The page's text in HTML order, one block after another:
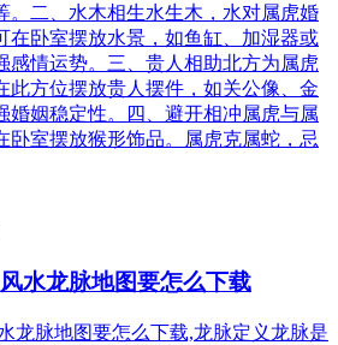
。二、水木相生水生木，水对属虎婚
在卧室摆放水景，如鱼缸、加湿器或
感情运势。三、贵人相助北方为属虎
此方位摆放贵人摆件，如关公像、金
婚姻稳定性。四、避开相冲属虎与属
卧室摆放猴形饰品。属虎克属蛇，忌
水龙脉地图要怎么下载
龙脉地图要怎么下载,龙脉定义龙脉是